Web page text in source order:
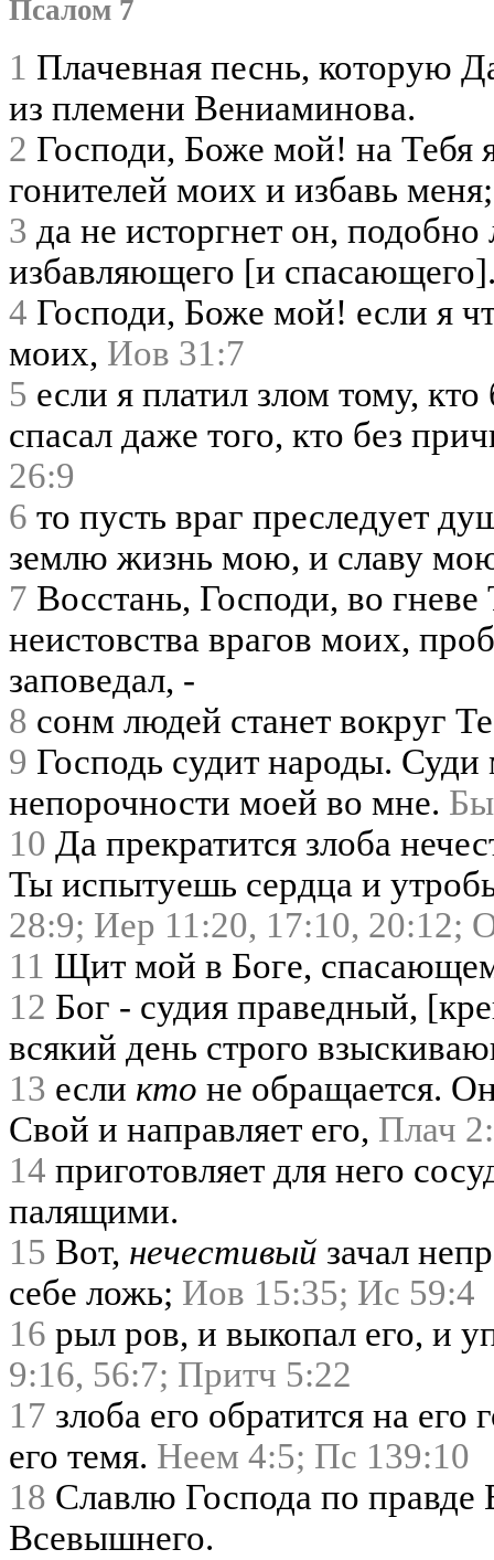
Псалом 7
1 Плачевная песнь, которую
из племени Вениаминова.
2 Господи, Боже мой! на Тебя
гонителей моих и избавь меня;
3 да не исторгнет он, подобно
избавляющего [и
4 Господи, Боже мой! если я
моих, Иов 31:7
5 если я платил злом тому,
спасал даже того, кто без
26:9
6 то пусть враг преследует
землю жизнь мою, и славу
7 Восстань, Господи, во
неистовства врагов моих,
заповедал, -
8 сонм людей станет вокруг
9 Господь судит народы.
непорочности моей во мне.
10 Да прекратится злоба
Ты испытуешь сердца и
28:9; Иер 11:20, 17:10, 20:12;
11 Щит мой в Боге,
12 Бог - судия праведный,
всякий день строго
13 если кто не обращается.
Свой и направляет его, Плач
14 приготовляет для него
палящими.
15 Вот, нечестивый зачал
себе ложь; Иов 15:35; Ис 59:4
16 рыл ров, и выкопал его, и
9:16, 56:7; Притч 5:22
17 злоба его обратится на его
его темя. Неем 4:5; Пс 139:10
18 Славлю Господа по
Всевышнего.